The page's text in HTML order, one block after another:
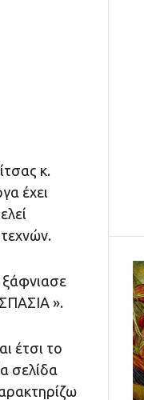
κ.
έχει
».
έτσι το
σελίδα